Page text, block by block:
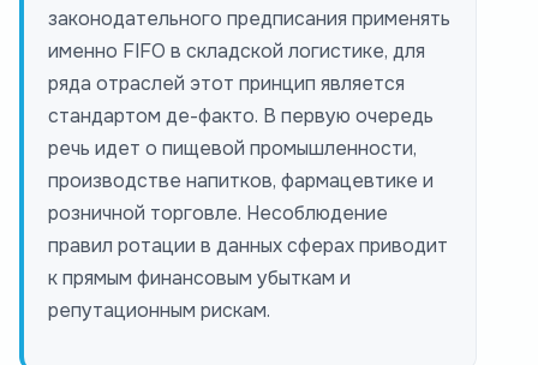
законодательного предписания применять
именно FIFO в складской логистике, для
ряда отраслей этот принцип является
стандартом де-факто. В первую очередь
речь идет о пищевой промышленности,
производстве напитков, фармацевтике и
розничной торговле. Несоблюдение
правил ротации в данных сферах приводит
к прямым финансовым убыткам и
репутационным рискам.